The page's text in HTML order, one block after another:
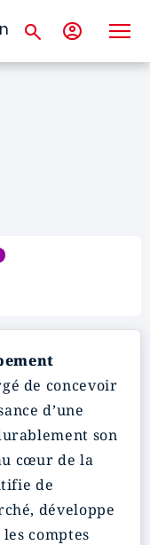
de concevoir
d’une
son
cœur de la
de
développe
comptes